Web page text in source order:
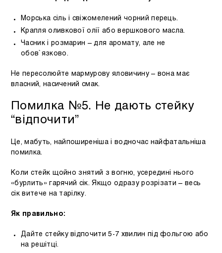
Морська сіль і свіжомелений чорний перець.
Крапля оливкової олії або вершкового масла.
Часник і розмарин – для аромату, але не
обов`язково.
Не пересолюйте мармурову яловичину – вона має
власний, насичений смак.
Помилка №5. Не дають стейку
“відпочити”
Це, мабуть, найпоширеніша і водночас найфатальніша
помилка.
Коли стейк щойно знятий з вогню, усередині нього
«бурлить» гарячий сік. Якщо одразу розрізати – весь
сік витече на тарілку.
Як правильно:
Дайте стейку відпочити 5-7 хвилин під фольгою або
на решітці.